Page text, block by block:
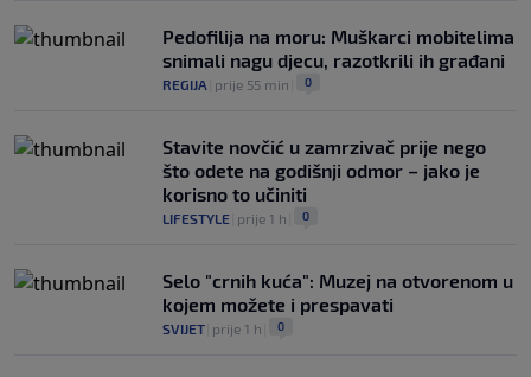
Pedofilija na moru: Muškarci mobitelima
snimali nagu djecu, razotkrili ih građani
REGIJA prije 55 min 0
Stavite novčić u zamrzivač prije nego
što odete na godišnji odmor – jako je
korisno to učiniti
LIFESTYLE prije 1 h 0
Selo "crnih kuća": Muzej na otvorenom u
kojem možete i prespavati
SVIJET prije 1 h 0